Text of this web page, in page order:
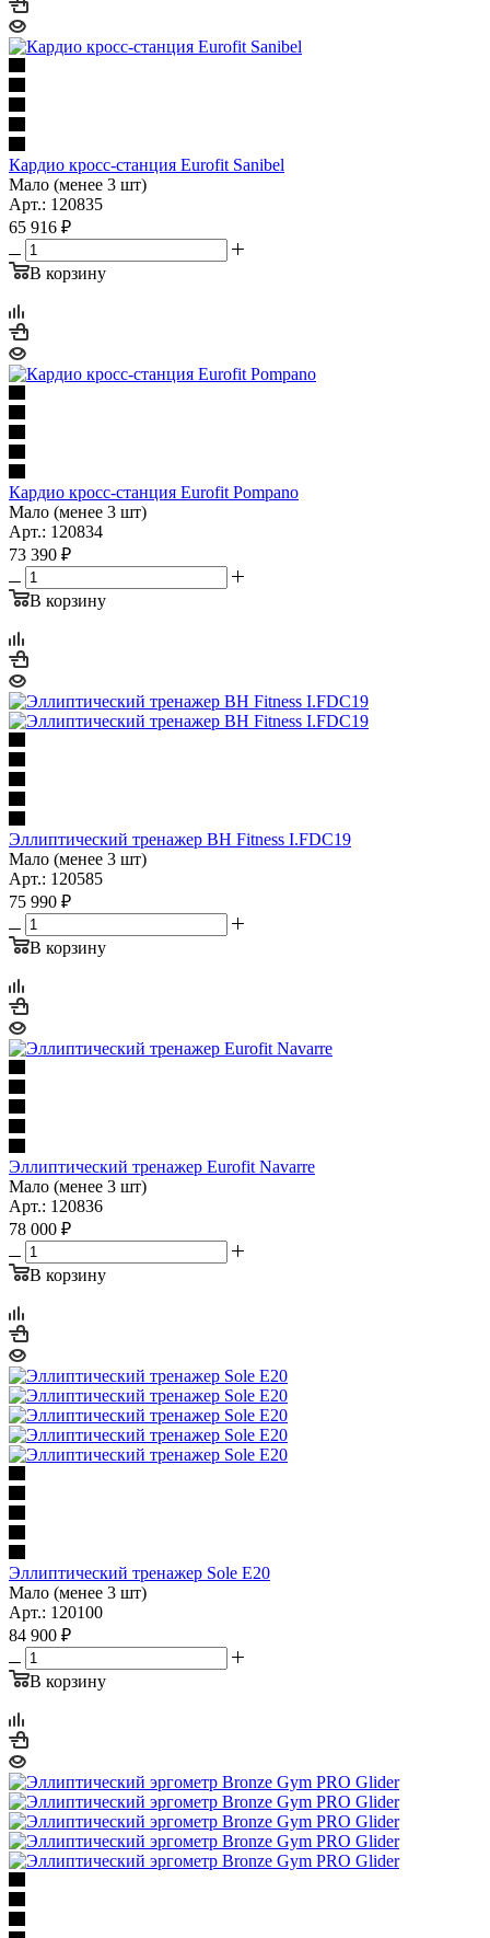
Кардио кросс-станция Eurofit Sanibel
Мало (менее 3 шт)
Арт.: 120835
65 916 ₽
В корзину
Кардио кросс-станция Eurofit Pompano
Мало (менее 3 шт)
Арт.: 120834
73 390 ₽
В корзину
Эллиптический тренажер BH Fitness I.FDC19
Мало (менее 3 шт)
Арт.: 120585
75 990 ₽
В корзину
Эллиптический тренажер Eurofit Navarre
Мало (менее 3 шт)
Арт.: 120836
78 000 ₽
В корзину
Эллиптический тренажер Sole E20
Мало (менее 3 шт)
Арт.: 120100
84 900 ₽
В корзину